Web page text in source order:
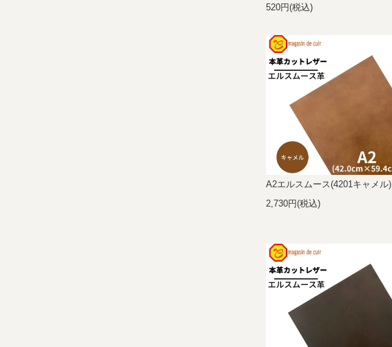
520円(税込)
A2エルスムース(4201キャメル)
2,730円(税込)